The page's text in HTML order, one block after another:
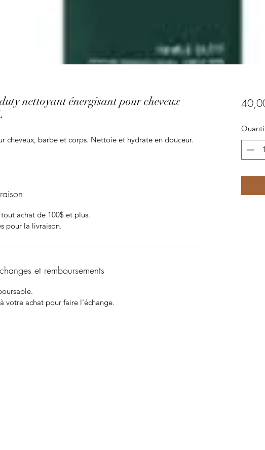
nettoyant énergisant pour cheveux
cheveux, barbe et corps. Nettoie et hydrate en douceur.
achat de 100$ et plus.
pour la livraison.
et remboursements
votre achat pour faire l'échange.